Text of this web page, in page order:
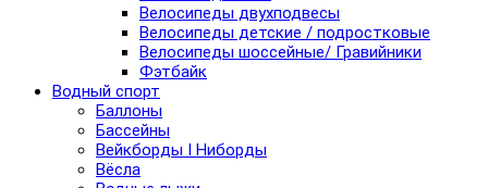
Велосипеды двухподвесы
Велосипеды детские / подростковые
Велосипеды шоссейные/ Гравийники
Фэтбайк
Водный спорт
Баллоны
Бассейны
Вейкборды I Ниборды
Вёсла